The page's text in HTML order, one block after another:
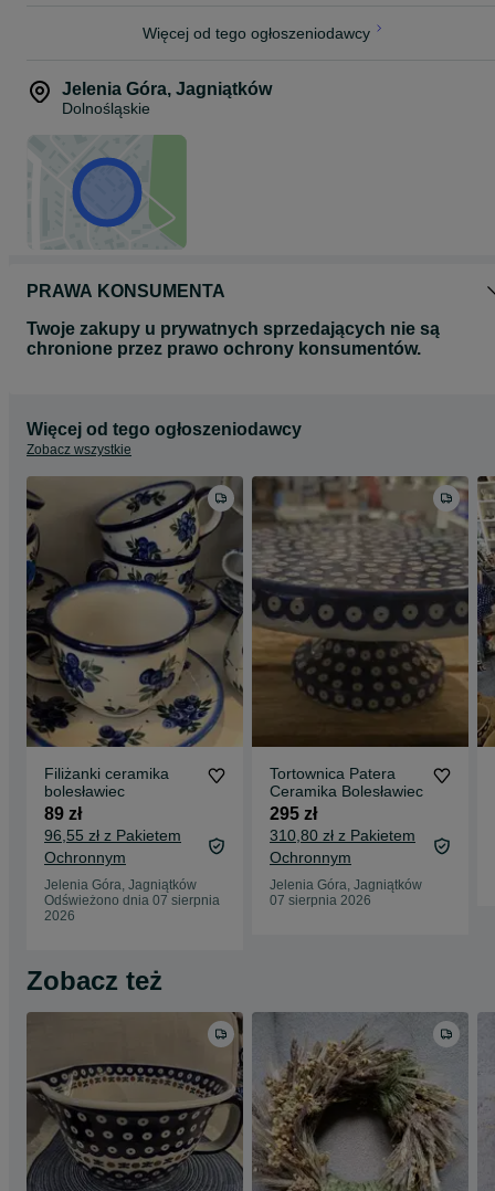
Więcej od tego ogłoszeniodawcy
Jelenia Góra, Jagniątków
Dolnośląskie
PRAWA KONSUMENTA
Twoje zakupy u prywatnych sprzedających nie są
chronione przez prawo ochrony konsumentów.
Więcej od tego ogłoszeniodawcy
Zobacz wszystkie
Filiżanki ceramika
bolesławiec
89 zł
96,55 zł z Pakietem
Ochronnym
Jelenia Góra, Jagniątków
Odświeżono dnia 07 sierpnia
2026
Tortownica Patera
Ceramika Bolesławiec
295 zł
310,80 zł z Pakietem
Ochronnym
Jelenia Góra, Jagniątków
07 sierpnia 2026
Zobacz też